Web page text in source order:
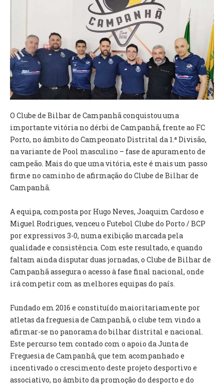
FOTOS
VÍDEOS
AUTARQUIA
CONSTITUIÇÃO
PRESIDENTE
EXECUTIVO E PELOUROS
ASSEMBLEIA DE FREGUESIA
GRAVAÇÕES DAS REUNIÕES PÚBLICAS DO EXECUTIVO
DOCUMENTOS
ATAS E DOCUMENTOS DA ASSEMBLEIA
EDITAIS
REGULAMENTOS E TAXAS
PLANO E ORÇAMENTO
RELATÓRIO E CONTAS
INVENTÁRIO
RECRUTAMENTO PESSOAL
ORÇAMENTO COLABORATIVO
FUNDO DE APOIO AO ASSOCIATIVISMO
SUBVENÇÕES PÚBLICAS
SERVIÇOS
GERAIS
O Clube de Bilhar de Campanhã conquistou uma
importante vitória no dérbi de Campanhã, frente ao FC
Porto, no âmbito do Campeonato Distrital da 1.ª Divisão,
na variante de Pool masculino – fase de apuramento de
campeão. Mais do que uma vitória, este é mais um passo
firme no caminho de afirmação do Clube de Bilhar de
Campanhã.
A equipa, composta por Hugo Neves, Joaquim Cardoso e
Miguel Rodrigues, venceu o Futebol Clube do Porto / BCP
por expressivos 3-0, numa exibição marcada pela
qualidade e consistência. Com este resultado, e quando
faltam ainda disputar duas jornadas, o Clube de Bilhar de
Campanhã assegura o acesso à fase final nacional, onde
irá competir com as melhores equipas do país.
Fundado em 2016 e constituído maioritariamente por
atletas da freguesia de Campanhã, o clube tem vindo a
afirmar-se no panorama do bilhar distrital e nacional.
Este percurso tem contado com o apoio da Junta de
Freguesia de Campanhã, que tem acompanhado e
incentivado o crescimento deste projeto desportivo e
associativo, no âmbito da promoção do desporto e do